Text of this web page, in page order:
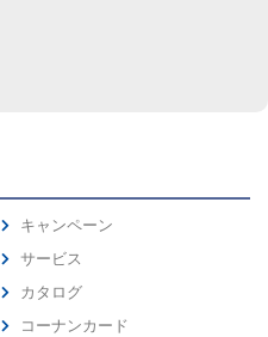
キャンペーン
サービス
カタログ
コーナンカード